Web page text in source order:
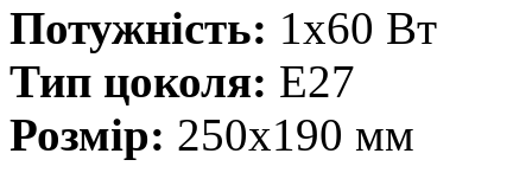
Потужність: 1x60 Вт
Тип цоколя: E27
Розмір: 250x190 мм